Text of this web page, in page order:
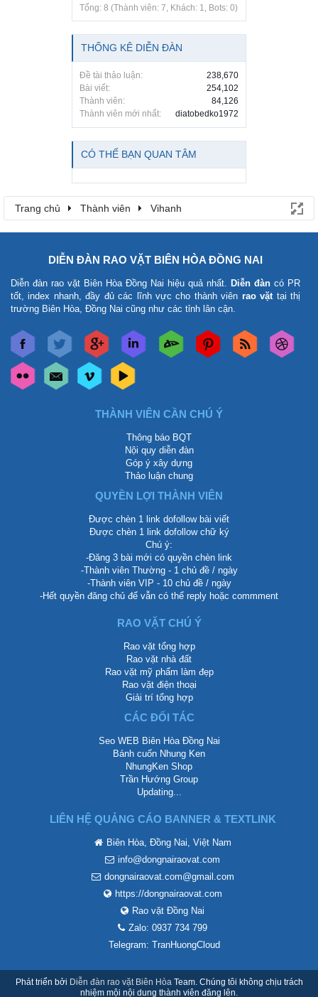
Tổng: 8 (Thành viên: 7, Khách: 1, Bots: 0)
THỐNG KÊ DIỄN ĐÀN
Đề tài thảo luận:
238,670
Bài viết:
254,102
Thành viên:
84,126
Thành viên mới nhất:
diatobedko1972
CÓ THỂ BẠN QUAN TÂM
Trang chủ Thành viên Vihanh
DIỄN ĐÀN RAO VẶT BIÊN HÒA ĐỒNG NAI
Diễn đàn rao vặt Biên Hòa Đồng Nai hiệu quả nhất. Diễn đàn có PR
tốt, index nhanh, đầy đủ các lĩnh vực cho thành viên rao vặttại thị
trường Biên Hòa, Đồng Nai cũng như các tỉnh lân cận.
THÀNH VIÊN CẦN CHÚ Ý
Thông báo BQT
Nội quy diễn đàn
Góp ý xây dựng
Thảo luận chung
QUYỀN LỢI THÀNH VIÊN
Được chèn 1 link dofollow bài viết
Được chèn 1 link dofollow chữ ký
Chú ý:
-Đăng 3 bài mới có quyền chèn link
-Thành viên Thường - 1 chủ đề / ngày
-Thành viên VIP - 10 chủ đề / ngày
-Hết quyền đăng chủ để vẫn có thể reply hoặc commment
RAO VẶT CHÚ Ý
Rao vặt tổng hợp
Rao vặt nhà đất
Rao vặt mỹ phẩm làm đẹp
Rao vặt điện thoại
Giải trí tổng hợp
CÁC ĐỐI TÁC
Seo WEB Biên Hòa Đồng Nai
Bánh cuốn Nhung Ken
NhungKen Shop
Trần Hướng Group
Updating...
LIÊN HỆ QUẢNG CÁO BANNER & TEXTLINK
Biên Hòa, Đồng Nai, Việt Nam
info@dongnairaovat.com
dongnairaovat.com@gmail.com
https://dongnairaovat.com
Rao vặt Đồng Nai
Zalo: 0937 734 799
Telegram: TranHuongCloud
Phát triển bởi Diễn đàn rao vặt Biên HòaTeam. Chúng tôi không chịu trách
nhiệm mội nội dung thành viên đăng lên.